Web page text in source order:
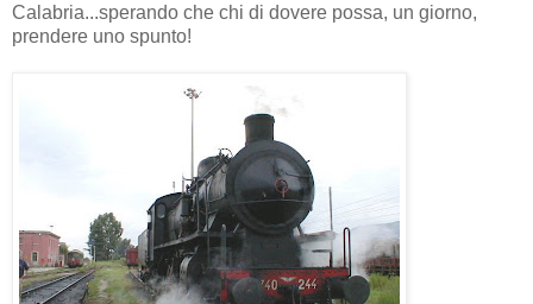
Calabria...sperando che chi di dovere possa, un giorno,
prendere uno spunto!